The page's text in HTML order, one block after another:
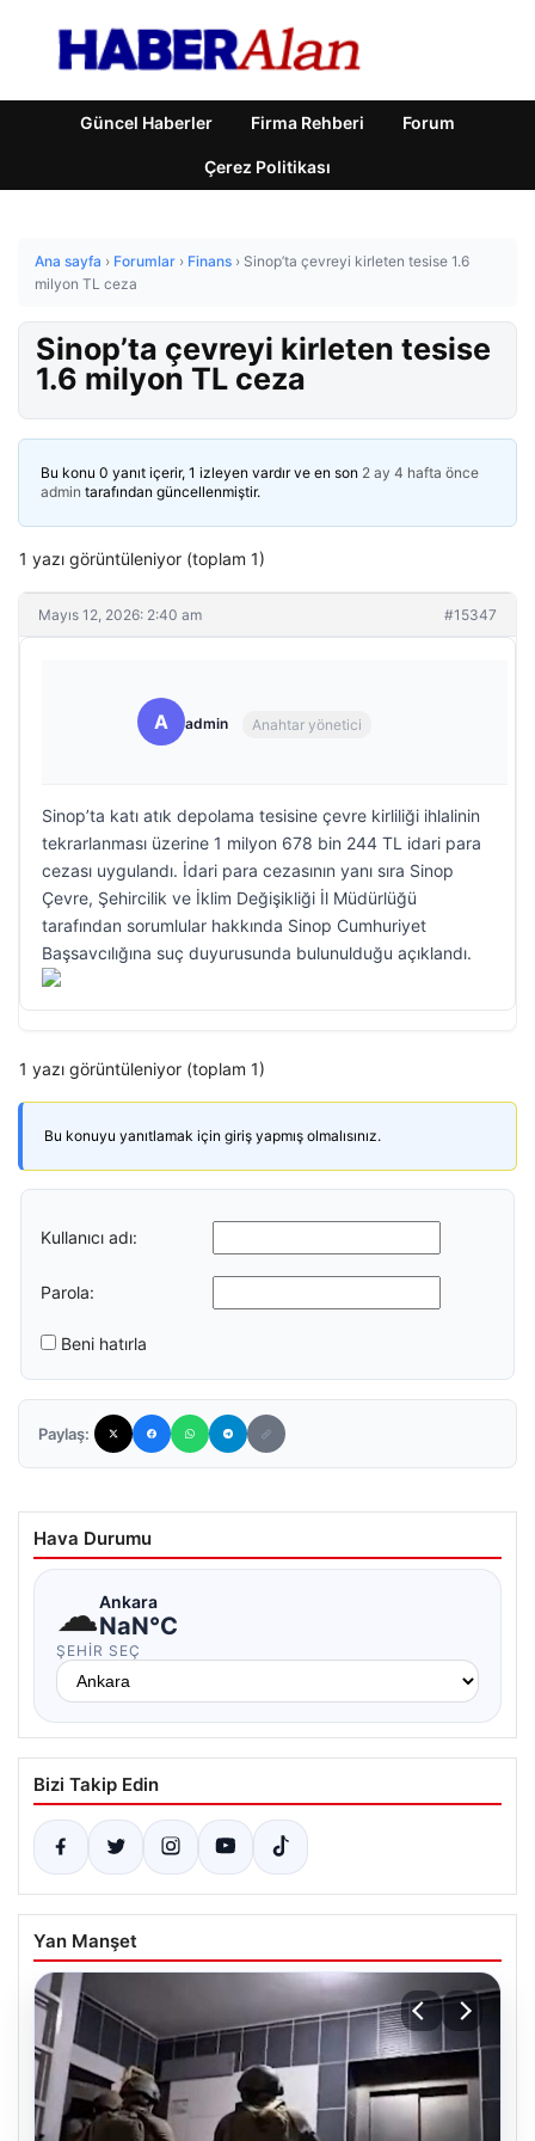
Güncel Haberler Firma Rehberi Forum
Çerez Politikası
Ana sayfa › Forumlar › Finans › Sinop’ta çevreyi kirleten tesise 1.6
milyon TL ceza
Sinop’ta çevreyi kirleten tesise
1.6 milyon TL ceza
Bu konu 0 yanıt içerir, 1 izleyen vardır ve en son 2 ay 4 hafta önce
admin tarafından güncellenmiştir.
1 yazı görüntüleniyor (toplam 1)
Mayıs 12, 2026: 2:40 am #15347
A admin Anahtar yönetici
Sinop’ta katı atık depolama tesisine çevre kirliliği ihlalinin
tekrarlanması üzerine 1 milyon 678 bin 244 TL idari para
cezası uygulandı. İdari para cezasının yanı sıra Sinop
Çevre, Şehircilik ve İklim Değişikliği İl Müdürlüğü
tarafından sorumlular hakkında Sinop Cumhuriyet
Başsavcılığına suç duyurusunda bulunulduğu açıklandı.
1 yazı görüntüleniyor (toplam 1)
Bu konuyu yanıtlamak için giriş yapmış olmalısınız.
Kullanıcı adı:
Parola:
Beni hatırla
Paylaş:
Hava Durumu
☁Ankara
NaN°C
ŞEHIR SEÇ
Bizi Takip Edin
Yan Manşet